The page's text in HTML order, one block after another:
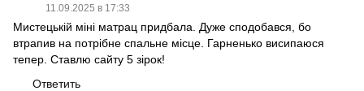
11.09.2025 в 17:33
Мистецькій міні матрац придбала. Дуже сподобався, бо
втрапив на потрібне спальне місце. Гарненько висипаюся
тепер. Ставлю сайту 5 зірок!
Ответить